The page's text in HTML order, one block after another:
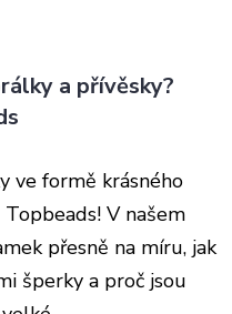
a přívěsky?
ve formě krásného
V našem
přesně na míru, jak
šperky a proč jsou